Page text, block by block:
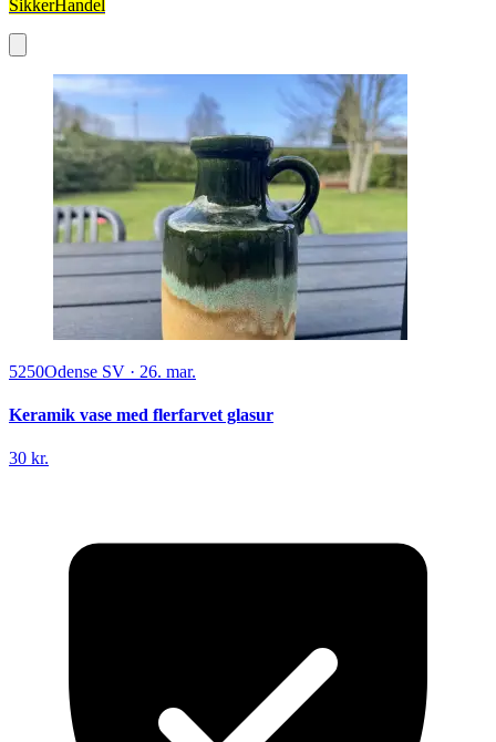
SikkerHandel
5250Odense SV · 26. mar.
Keramik vase med flerfarvet glasur
30 kr.